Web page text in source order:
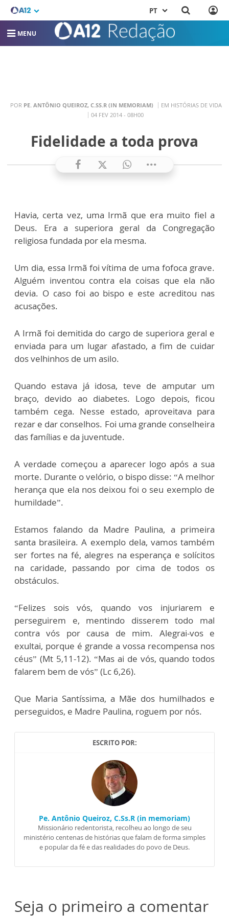
PT
MENU
POR PE. ANTÔNIO QUEIROZ, C.SS.R (IN MEMORIAM)
EM HISTÓRIAS DE VIDA
04 FEV 2014 - 08H00
Fidelidade a toda prova
Havia, certa vez, uma Irmã que era muito fiel a
Deus. Era a superiora geral da Congregação
religiosa fundada por ela mesma.
Um dia, essa Irmã foi vítima de uma fofoca grave.
Alguém inventou contra ela coisas que ela não
devia. O caso foi ao bispo e este acreditou nas
acusações.
A Irmã foi demitida do cargo de superiora geral e
enviada para um lugar afastado, a fim de cuidar
dos velhinhos de um asilo.
Quando estava já idosa, teve de amputar um
braço, devido ao diabetes. Logo depois, ficou
também cega. Nesse estado, aproveitava para
rezar e dar conselhos. Foi uma grande conselheira
das famílias e da juventude.
A verdade começou a aparecer logo após a sua
morte. Durante o velório, o bispo disse: “A melhor
herança que ela nos deixou foi o seu exemplo de
humildade”.
Estamos falando da Madre Paulina, a primeira
santa brasileira. A exemplo dela, vamos também
ser fortes na fé, alegres na esperança e solícitos
na caridade, passando por cima de todos os
obstáculos.
“Felizes sois vós, quando vos injuriarem e
perseguirem e, mentindo disserem todo mal
contra vós por causa de mim. Alegrai-vos e
exultai, porque é grande a vossa recompensa nos
céus” (Mt 5,11-12). “Mas ai de vós, quando todos
falarem bem de vós” (Lc 6,26).
Que Maria Santíssima, a Mãe dos humilhados e
perseguidos, e Madre Paulina, roguem por nós.
ESCRITO POR:
Pe. Antônio Queiroz, C.Ss.R (in memoriam)
Missionário redentorista, recolheu ao longo de seu
ministério centenas de histórias que falam de forma simples
e popular da fé e das realidades do povo de Deus.
Seja o primeiro a comentar